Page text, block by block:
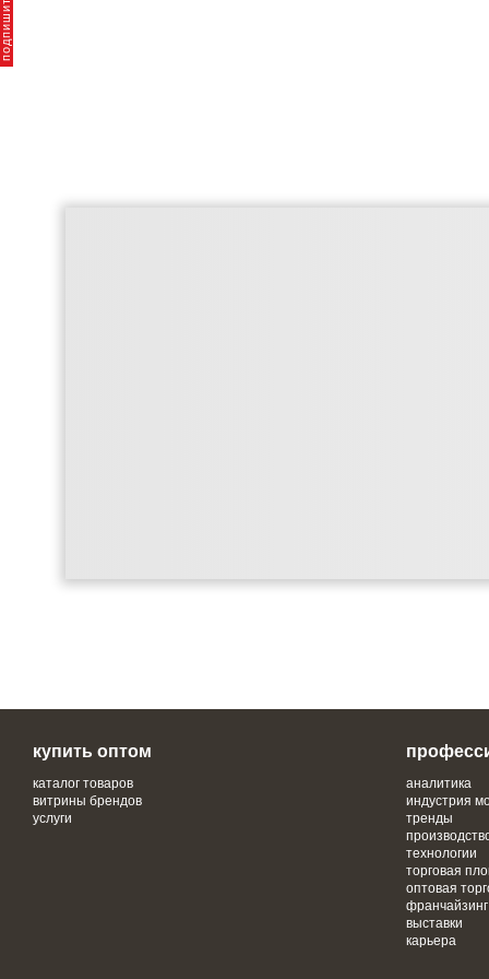
купить оптом
каталог товаров
витрины брендов
услуги
аналитика
индустрия
тренды
технологии
торговая
оптовая
франчайзинг
выставки
карьера